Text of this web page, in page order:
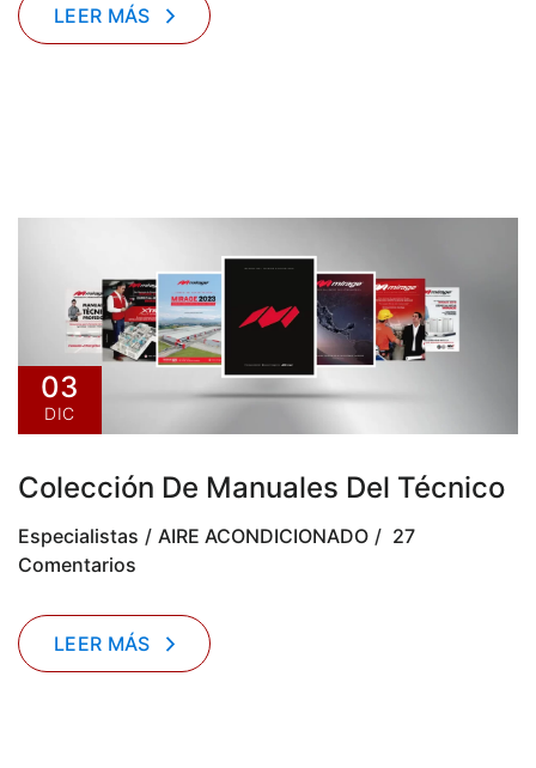
LEER MÁS
03
DIC
Colección De Manuales Del Técnico
Especialistas AIRE ACONDICIONADO
27
Comentarios
LEER MÁS